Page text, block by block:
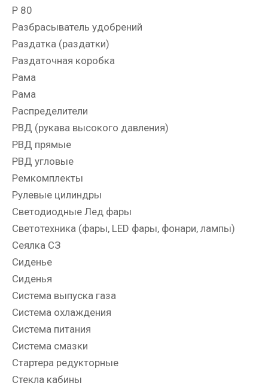
Р 80
Разбрасыватель удобрений
Раздатка (раздатки)
Раздаточная коробка
Рама
Рама
Распределители
РВД (рукава высокого давления)
РВД прямые
РВД угловые
Ремкомплекты
Рулевые цилиндры
Светодиодные Лед фары
Светотехника (фары, LED фары, фонари, лампы)
Сеялка СЗ
Сиденье
Сиденья
Система выпуска газа
Система охлаждения
Система питания
Система смазки
Стартера редукторные
Стекла кабины